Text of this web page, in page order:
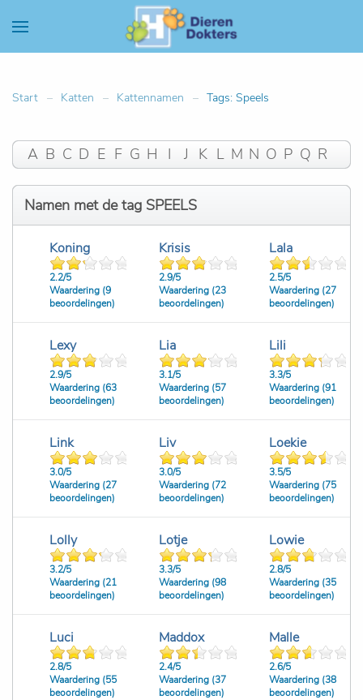
Start Katten Kattennamen Tags: Speels
A B C D E F G H I J K L M N O P Q R
S T U V W X Y Z #
Namen met de tag SPEELS
Koning
2.2/5
Waardering (9
beoordelingen)
Krisis
2.9/5
Waardering (23
beoordelingen)
Lala
2.5/5
Waardering (27
beoordelingen)
Lexy
2.9/5
Waardering (63
beoordelingen)
Lia
3.1/5
Waardering (57
beoordelingen)
Lili
3.3/5
Waardering (91
beoordelingen)
Link
3.0/5
Waardering (27
beoordelingen)
Liv
3.0/5
Waardering (72
beoordelingen)
Loekie
3.5/5
Waardering (75
beoordelingen)
Lolly
3.2/5
Waardering (21
beoordelingen)
Lotje
3.3/5
Waardering (98
beoordelingen)
Lowie
2.8/5
Waardering (35
beoordelingen)
Luci
2.8/5
Waardering (55
beoordelingen)
Maddox
2.4/5
Waardering (37
beoordelingen)
Malle
2.6/5
Waardering (38
beoordelingen)